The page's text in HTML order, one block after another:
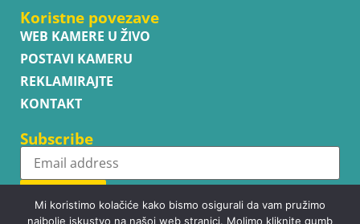
Koristne povezave
WEB KAMERE U ŽIVO
POSTAVI KAMERU
REKLAMIRAJTE
KONTAKT
Subscribe
Subscribe
Mi koristimo kolačiće kako bismo osigurali da vam pružimo
najbolje iskustvo na našoj web stranici. Molimo kliknite gumb